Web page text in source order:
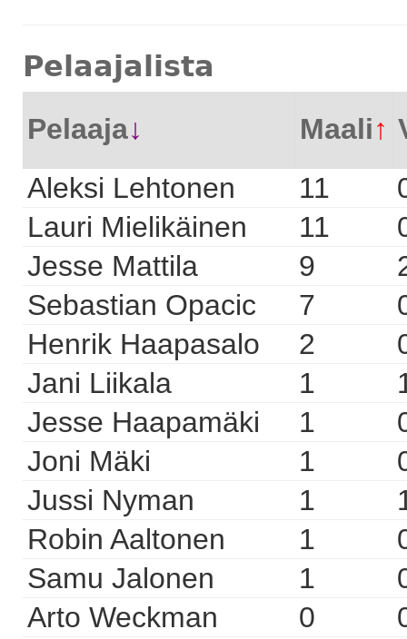
Pelaajalista
Pelaaja↓ Maali↑
Aleksi Lehtonen
11
Lauri Mielikäinen
11
Jesse Mattila
9
Sebastian Opacic
7
Henrik Haapasalo
2
Jani Liikala
1
Jesse Haapamäki
1
Joni Mäki
1
Jussi Nyman
1
Robin Aaltonen
1
Samu Jalonen
1
Arto Weckman
0